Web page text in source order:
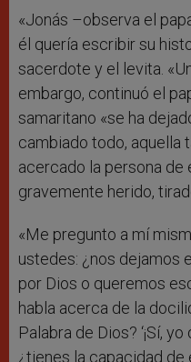
«Jonás –observa el
él quería escribir su
sacerdote y el levita.
embargo, continuó el
samaritano «se ha
cambiado todo, aquella
acercado la persona de
gravemente herido,
«Me pregunto a mí
ustedes: ¿nos dejamos
por Dios o queremos
habla acerca de la
Palabra de Dios? ‘¡Sí,
¿tienes la capacidad de